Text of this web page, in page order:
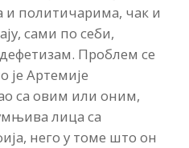
политичарима, чак и
сами по себи,
Проблем се
је Артемије
са овим или оним,
лица са
него у томе што он